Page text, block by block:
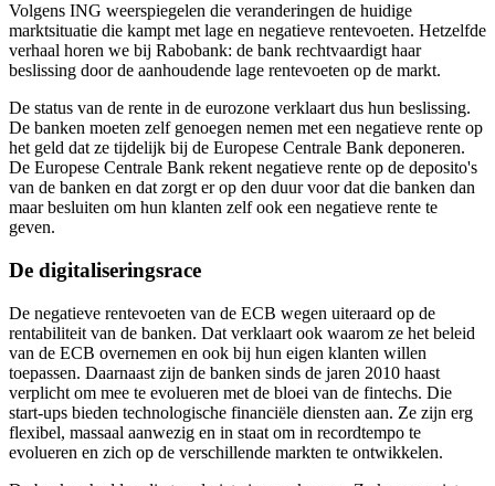
Volgens ING weerspiegelen die veranderingen de huidige
marktsituatie die kampt met lage en negatieve rentevoeten. Hetzelfde
verhaal horen we bij Rabobank: de bank rechtvaardigt haar
beslissing door de aanhoudende lage rentevoeten op de markt.
De status van de rente in de eurozone verklaart dus hun beslissing.
De banken moeten zelf genoegen nemen met een negatieve rente op
het geld dat ze tijdelijk bij de Europese Centrale Bank deponeren.
De Europese Centrale Bank rekent negatieve rente op de deposito's
van de banken en dat zorgt er op den duur voor dat die banken dan
maar besluiten om hun klanten zelf ook een negatieve rente te
geven.
De digitaliseringsrace
De negatieve rentevoeten van de ECB wegen uiteraard op de
rentabiliteit van de banken. Dat verklaart ook waarom ze het beleid
van de ECB overnemen en ook bij hun eigen klanten willen
toepassen. Daarnaast zijn de banken sinds de jaren 2010 haast
verplicht om mee te evolueren met de bloei van de fintechs. Die
start-ups bieden technologische financiële diensten aan. Ze zijn erg
flexibel, massaal aanwezig en in staat om in recordtempo te
evolueren en zich op de verschillende markten te ontwikkelen.